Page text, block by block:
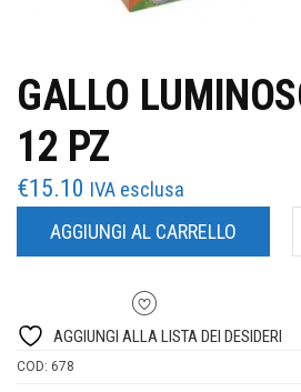
GALLO
12 PZ
€15.10 IVA esclusa
AGGIUNGI AL CARRELLO
AGGIUNGI ALLA LISTA DEI DESIDERI
COD: 678